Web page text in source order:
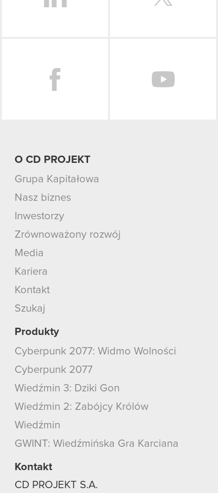
O CD PROJEKT
Grupa Kapitałowa
Nasz biznes
Inwestorzy
Zrównoważony rozwój
Media
Kariera
Kontakt
Szukaj
Produkty
Cyberpunk 2077: Widmo Wolności
Cyberpunk 2077
Wiedźmin 3: Dziki Gon
Wiedźmin 2: Zabójcy Królów
Wiedźmin
GWINT: Wiedźmińska Gra Karciana
Kontakt
CD PROJEKT S.A.